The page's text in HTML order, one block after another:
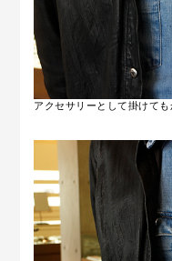
アクセサリーとして掛けても